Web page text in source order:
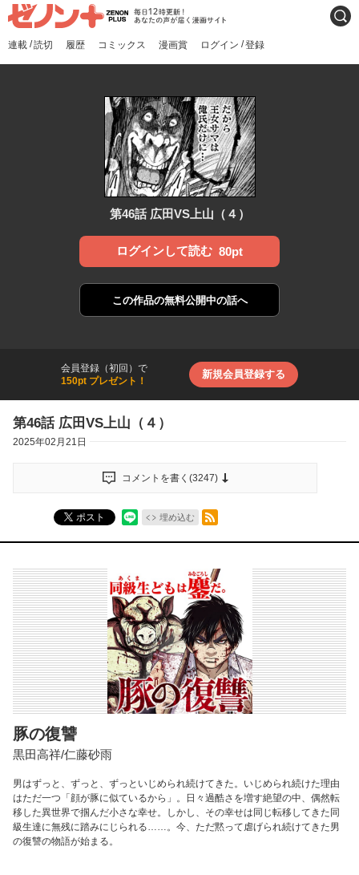
ゼノンプラス
毎日12時更新！あなたの声
が届く漫画サイト
連載 /読切 履歴 コミックス 漫画賞 ログイン /登録
検索
第46話 広田VS上山（４）
ログインして読む 80pt
この作品の無料公開中の話へ
会員登録（初回）で
150pt プレゼント！
新規会員登録する
第46話 広田VS上山（４）
2025年02月21日
コメントを書く(3247)
ポスト 埋め込む
RSSフィード
豚の復讐
黒田高祥/仁藤砂雨
男はずっと、ずっと、ずっといじめられ続けてきた。いじめられ続けた理由
はただ一つ「顔が豚に似ているから」。日々過酷さを増す絶望の中、偶然転
移した異世界で掴んだ小さな幸せ。しかし、その幸せは同じ転移してきた同
級生達に無残に踏みにじられる……。今、ただ黙って虐げられ続けてきた男
の復讐の物語が始まる。